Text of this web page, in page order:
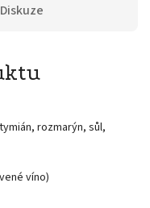
Diskuze
rozmarýn, sůl,
víno)